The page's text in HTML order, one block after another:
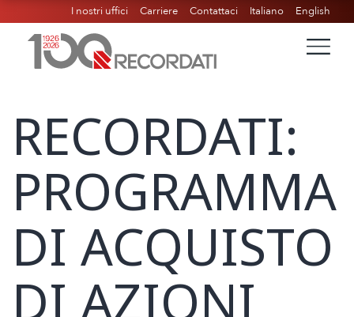
I nostri uffici Carriere Contattaci Italiano English
RECORDATI:
PROGRAMMA
DI ACQUISTO